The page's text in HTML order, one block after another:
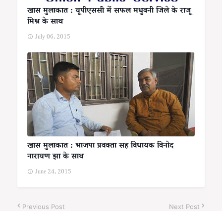
खास मुलाकात : यूपीएससी में सफल मधुबनी जिले के राजू
मिश्र के साथ
July 06, 2015
खास मुलाकात : भाजपा प्रवक्ता सह विधायक विनोद
नारायण झा के साथ
June 24, 2015
Previous Post Next Post